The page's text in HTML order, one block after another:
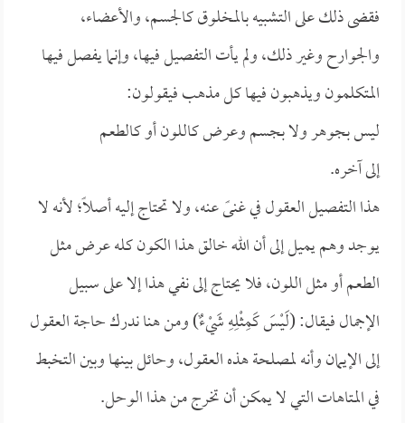
فقضى ذلك على التشبيه بالمخلوق كالجسم، والأعضاء،
والجوارح وغير ذلك، ولم يأت التفصيل فيها، وإنما يفصل فيها
المتكلمون ويذهبون فيها كل مذهب فيقولون:
ليس بجوهر ولا بجسم وعرض كاللون أو كالطعم
إلى آخره.
هذا التفصيل العقول في غنىً عنه، ولا تحتاج إليه أصلاً؛ لأنه لا
يوجد وهم يميل إلى أن الله خالق هذا الكون كله عرض مثل
الطعم أو مثل اللون، فلا يحتاج إلى نفي هذا إلا على سبيل
الإجمال فيقال: (لَيْسَ كَمِثْلِهِ شَيْءٌ) ومن هنا ندرك حاجة العقول
إلى الإيمان وأنه لمصلحة هذه العقول، وحائل بينها وبين التخبط
في المتاهات التي لا يمكن أن تخرج من هذا الوحل.